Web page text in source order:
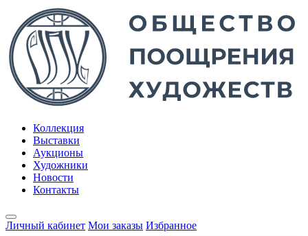
Коллекция
Выставки
Аукционы
Художники
Новости
Контакты
Личный кабинет Мои заказы Избранное